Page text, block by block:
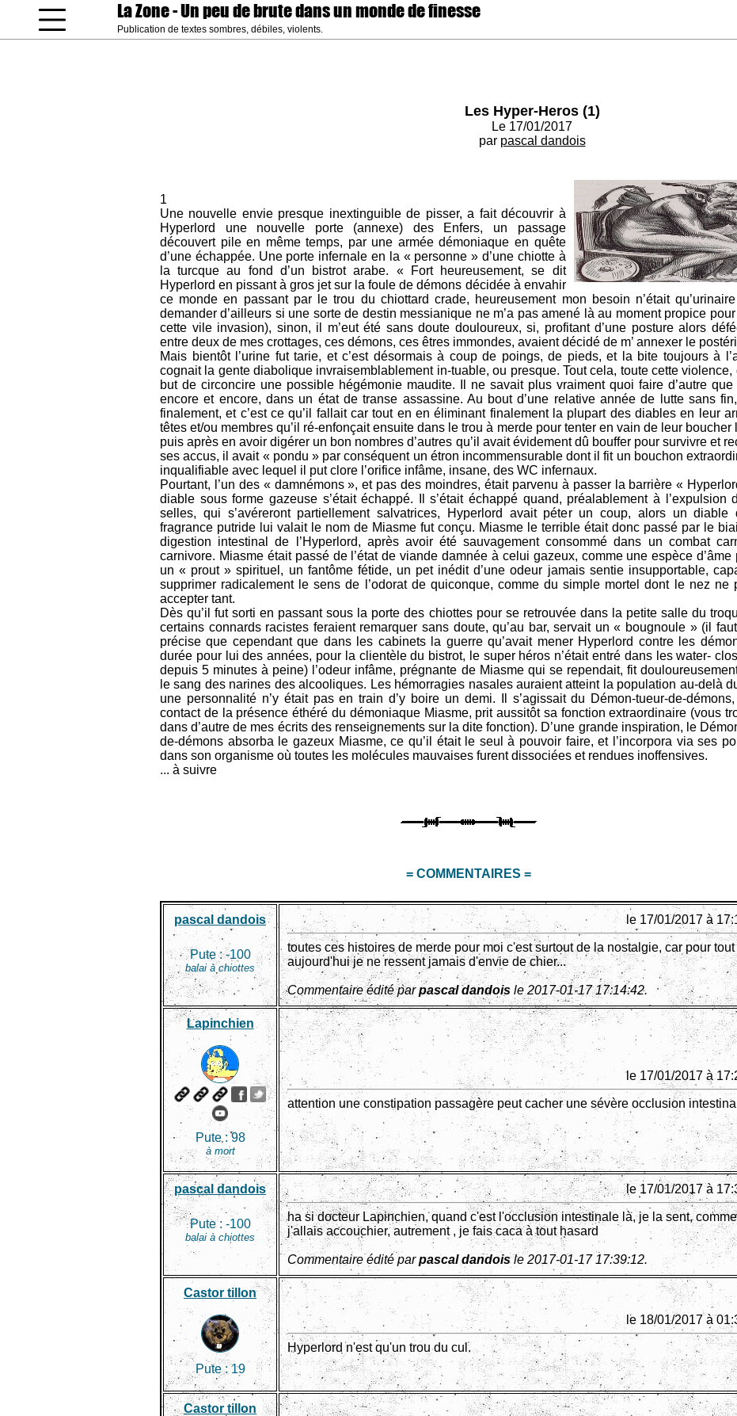
La Zone- Un peu de brute dans un monde de finesse
Publication de textes sombres, débiles, violents.
Les Hyper-Heros (1)
Le 17/01/2017
par pascal dandois
1
Une nouvelle envie presque inextinguible de pisser, a fait découvrir à
Hyperlord une nouvelle porte (annexe) des Enfers, un passage
découvert pile en même temps, par une armée démoniaque en quête
d’une échappée. Une porte infernale en la « personne » d’une chiotte à
la turcque au fond d’un bistrot arabe. « Fort heureusement, se dit
Hyperlord en pissant à gros jet sur la foule de démons décidée à envahir
ce monde en passant par le trou du chiottard crade, heureusement mon besoin n’était
demander d’ailleurs si une sorte de destin messianique ne m’a pas amené là au moment propice
cette vile invasion), sinon, il m’eut été sans doute douloureux, si, profitant d’une posture alors
entre deux de mes crottages, ces démons, ces êtres immondes, avaient décidé de m’ annexer le
Mais bientôt l’urine fut tarie, et c’est désormais à coup de poings, de pieds, et la bite toujours à
cognait la gente diabolique invraisemblablement in-tuable, ou presque. Tout cela, toute cette violence,
but de circoncire une possible hégémonie maudite. Il ne savait plus vraiment quoi faire d’autre que
encore et encore, dans un état de transe assassine. Au bout d’une relative année de lutte sans
finalement, et c’est ce qu’il fallait car tout en en éliminant finalement la plupart des diables en leur
têtes et/ou membres qu’il ré-enfonçait ensuite dans le trou à merde pour tenter en vain de leur boucher
puis après en avoir digérer un bon nombres d’autres qu’il avait évidement dû bouffer pour survivre et
ses accus, il avait « pondu » par conséquent un étron incommensurable dont il fit un bouchon
inqualifiable avec lequel il put clore l’orifice infâme, insane, des WC infernaux.
Pourtant, l’un des « damnémons », et pas des moindres, était parvenu à passer la barrière «
diable sous forme gazeuse s’était échappé. Il s’était échappé quand, préalablement à l’expulsion
selles, qui s’avéreront partiellement salvatrices, Hyperlord avait péter un coup, alors un diable
fragrance putride lui valait le nom de Miasme fut conçu. Miasme le terrible était donc passé par le
digestion intestinal de l’Hyperlord, après avoir été sauvagement consommé dans un combat
carnivore. Miasme était passé de l’état de viande damnée à celui gazeux, comme une espèce d’âme
un « prout » spirituel, un fantôme fétide, un pet inédit d’une odeur jamais sentie insupportable,
supprimer radicalement le sens de l’odorat de quiconque, comme du simple mortel dont le nez ne
accepter tant.
Dès qu’il fut sorti en passant sous la porte des chiottes pour se retrouvée dans la petite salle du
certains connards racistes feraient remarquer sans doute, qu’au bar, servait un « bougnoule » (il
précise que cependant que dans les cabinets la guerre qu’avait mener Hyperlord contre les
durée pour lui des années, pour la clientèle du bistrot, le super héros n’était entré dans les water-
depuis 5 minutes à peine) l’odeur infâme, prégnante de Miasme qui se rependait, fit
le sang des narines des alcooliques. Les hémorragies nasales auraient atteint la population au-delà
une personnalité n’y était pas en train d’y boire un demi. Il s’agissait du Démon-tueur-de-
contact de la présence éthéré du démoniaque Miasme, prit aussitôt sa fonction extraordinaire (vous
dans d’autre de mes écrits des renseignements sur la dite fonction). D’une grande inspiration, le
de-démons absorba le gazeux Miasme, ce qu’il était le seul à pouvoir faire, et l’incorpora via ses
dans son organisme où toutes les molécules mauvaises furent dissociées et rendues inoffensives.
... à suivre
= COMMENTAIRES =
pascal dandois
Pute :-100
balai à chiottes
le 17/01/2017 à
toutes ces histoires de merde pour moi c'est surtout de la nostalgie, car pour
aujourd'hui je ne ressent jamais d'envie de chier...
Commentaire édité parpascal dandois le 2017-01-17 17:14:42.
Lapinchien
Pute :98
à mort
le 17/01/2017 à
attention une constipation passagère peut cacher une sévère occlusion
pascal dandois
Pute : -100
balai à chiottes
le 17/01/2017 à
ha si docteur Lapinchien, quand c'est l'occlusion intestinale là, je la sent,
j'allais accouchier, autrement , je fais caca à tout hasard
Commentaire édité parpascal dandoisle 2017-01-17 17:39:12.
Castor tillon
Pute :19
le 18/01/2017 à
Hyperlord n'est qu'un trou du cul.
Castor tillon